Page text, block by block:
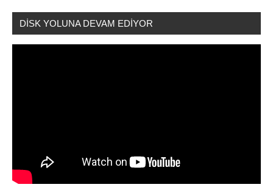
DİSK YOLUNA DEVAM EDİYOR